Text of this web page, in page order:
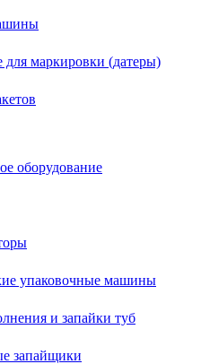
для маркировки (датеры)
оборудование
упаковочные машины
и запайки туб
запайщики